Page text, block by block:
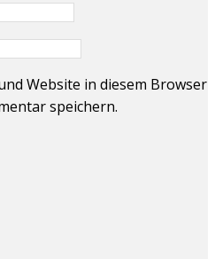
Website in diesem Browser
speichern.